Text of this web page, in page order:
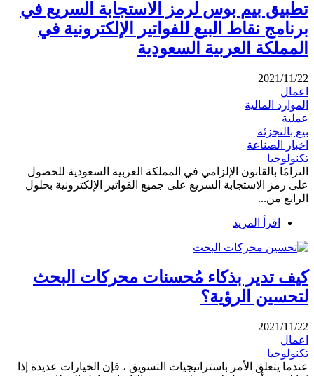
تطبيق بيم بوس لرمز الاستجابة السريع في
برنامج نقاط البيع للفواتير الإلكترونية في
المملكة العربية السعودية
2021/11/22
اعمال
الموارد المالية
عملية
بيع بالتجزئة
اخبار الصناعة
تكنولوجيا
التزامًا بالقانون الإلزامي في المملكة العربية السعودية للحصول
على رمز الاستجابة السريع على جميع الفواتير الإلكترونية بحلول
الرابع من...
اقرأ المزيد
كيف تدير بذكاء مُحسنات محركات البحث
لتحسين الرؤية؟
2021/11/22
اعمال
تكنولوجيا
عندما يتعلق الأمر باستراتيجيات التسويق ، فإن الخيارات عديدة إذا